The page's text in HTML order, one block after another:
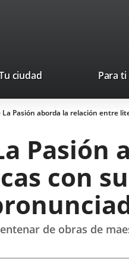
ciudad Para ti
La Pasión aborda la relación entre
con
de obras de